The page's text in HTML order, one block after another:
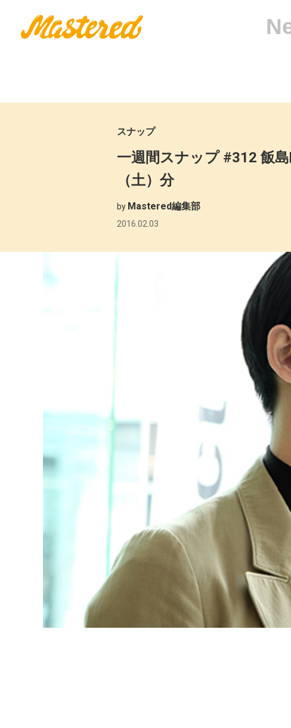
スナップ
一週間スナップ #312 飯
（土）分
by Mastered編集部
2016.02.03